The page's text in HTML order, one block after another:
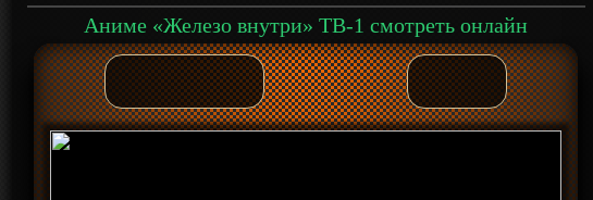
Аниме «Железо внутри» ТВ-1 смотреть онлайн